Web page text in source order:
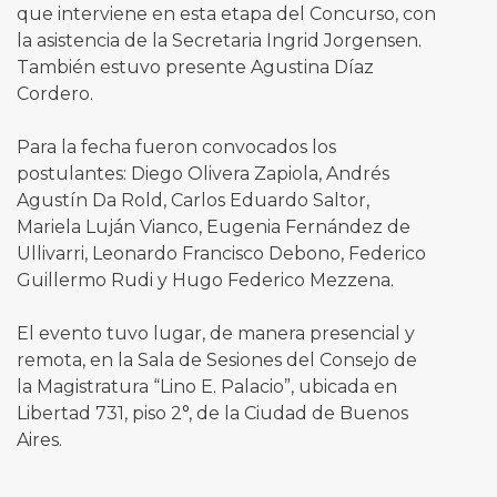
que interviene en esta etapa del Concurso, con
la asistencia de la Secretaria Ingrid Jorgensen.
También estuvo presente Agustina Díaz
Cordero.
Para la fecha fueron convocados los
postulantes: Diego Olivera Zapiola, Andrés
Agustín Da Rold, Carlos Eduardo Saltor,
Mariela Luján Vianco, Eugenia Fernández de
Ullivarri, Leonardo Francisco Debono, Federico
Guillermo Rudi y Hugo Federico Mezzena.
El evento tuvo lugar, de manera presencial y
remota, en la Sala de Sesiones del Consejo de
la Magistratura “Lino E. Palacio”, ubicada en
Libertad 731, piso 2°, de la Ciudad de Buenos
Aires.